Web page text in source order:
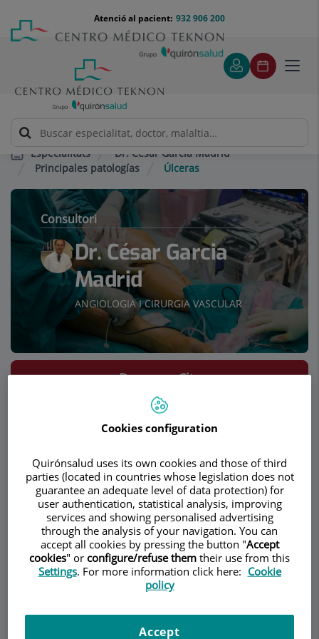
contingut
Menú
teléfono
cabecera
932 906 200
Atenció al pacient:
Especialitats
Dr. César Garcia Madrid
Principales patologías
Úlceras
Consultori
Dr. César Garcia
Madrid
ANGIOLOGIA I CIRURGIA VASCULAR
Contacte
Demanar Cita
Úlceras
La úlcera es una pérdida de substancia cutánea
de evolución tórpida y muchas veces recidivante.
muy especialmente en el tercio inferior de la
Cookies configuration
Quirónsalud uses its own cookies and those of third
parties (located in countries whose legislation does not
guarantee an adequate level of data protection) for
user authentication, statistical analysis, improving
services and showing personalised advertising
through the analysis of your navigation. You can
accept all cookies by pressing the button "Accept
cookies" or configure/refuse them their use from this
Settings. For more information click here: Cookie
policy
Accept